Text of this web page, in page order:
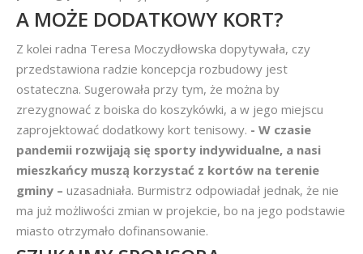
A MOŻE DODATKOWY KORT?
Z kolei radna Teresa Moczydłowska dopytywała, czy
przedstawiona radzie koncepcja rozbudowy jest
ostateczna. Sugerowała przy tym, że można by
zrezygnować z boiska do koszykówki, a w jego miejscu
zaprojektować dodatkowy kort tenisowy. - W czasie
pandemii rozwijają się sporty indywidualne, a nasi
mieszkańcy muszą korzystać z kortów na terenie
gminy – uzasadniała. Burmistrz odpowiadał jednak, że nie
ma już możliwości zmian w projekcie, bo na jego podstawie
miasto otrzymało dofinansowanie.